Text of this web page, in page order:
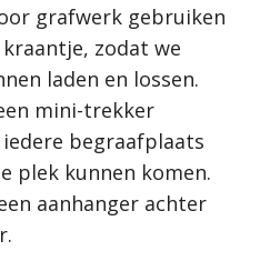
grafwerk gebruiken
zodat we
laden en lossen.
mini-trekker
begraafplaats
plek kunnen komen.
aanhanger achter